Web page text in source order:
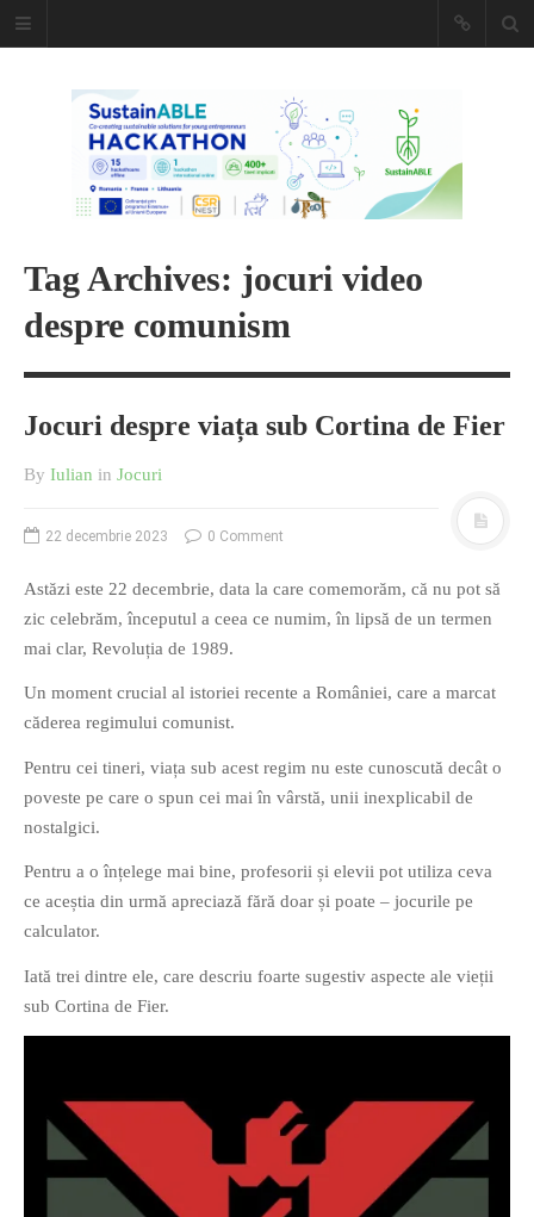
Caiet de
insemnari
DESCARCĂ!
O poveste in care sexul se
confunda cu dragostea,
cinismul cu idealismul si
poezia cu umorul.
Tag Archives: jocuri video
despre comunism
Jocuri despre viața sub Cortina de Fier
By Iulian in Jocuri
22 decembrie 2023 0 Comment
Astăzi este 22 decembrie, data la care comemorăm, că nu pot să
zic celebrăm, începutul a ceea ce numim, în lipsă de un termen
mai clar, Revoluția de 1989.
Un moment crucial al istoriei recente a României, care a marcat
căderea regimului comunist.
Pentru cei tineri, viața sub acest regim nu este cunoscută decât o
poveste pe care o spun cei mai în vârstă, unii inexplicabil de
nostalgici.
Pentru a o înțelege mai bine, profesorii și elevii pot utiliza ceva
ce aceștia din urmă apreciază fără doar și poate – jocurile pe
calculator.
Iată trei dintre ele, care descriu foarte sugestiv aspecte ale vieții
sub Cortina de Fier.